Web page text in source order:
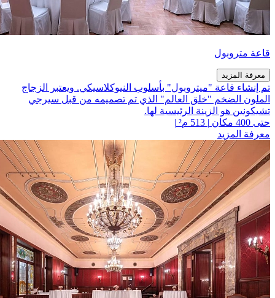
قاعة متروبول
معرفة المزيد
تم إنشاء قاعة "ميتروبول" بأسلوب النيوكلاسيكي. ويعتبر الزجاج
الملون الضخم "خلق العالم" الذي تم تصميمه من قبل سيرجي
تشيكونين هو الزينة الرئيسية لها.
حتى 400 مكان
| 513 م²
|
معرفة المزيد